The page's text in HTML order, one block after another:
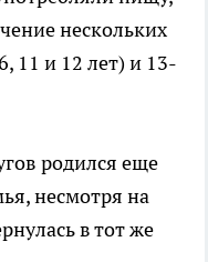
нескольких
11 и 12 лет) и 13-
родился еще
несмотря на
в тот же